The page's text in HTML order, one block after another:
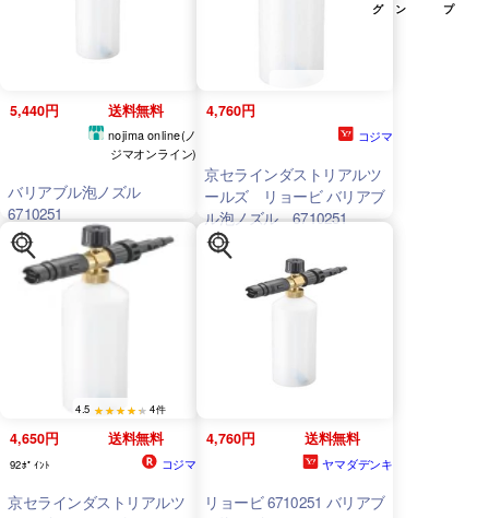
グ ン プ
5,440円 送料無料
nojima online(ノ
ジマオンライン)
バリアブル泡ノズル
6710251
4,760円
コジマ
京セラインダストリアルツ
ールズ リョービ バリアブ
ル泡ノズル 6710251
4,650円 送料無料
92ﾎﾟｲﾝﾄ コジマ
4.5 4件
京セラインダストリアルツ
4,760円 送料無料
ヤマダデンキ
リョービ 6710251 バリアブ